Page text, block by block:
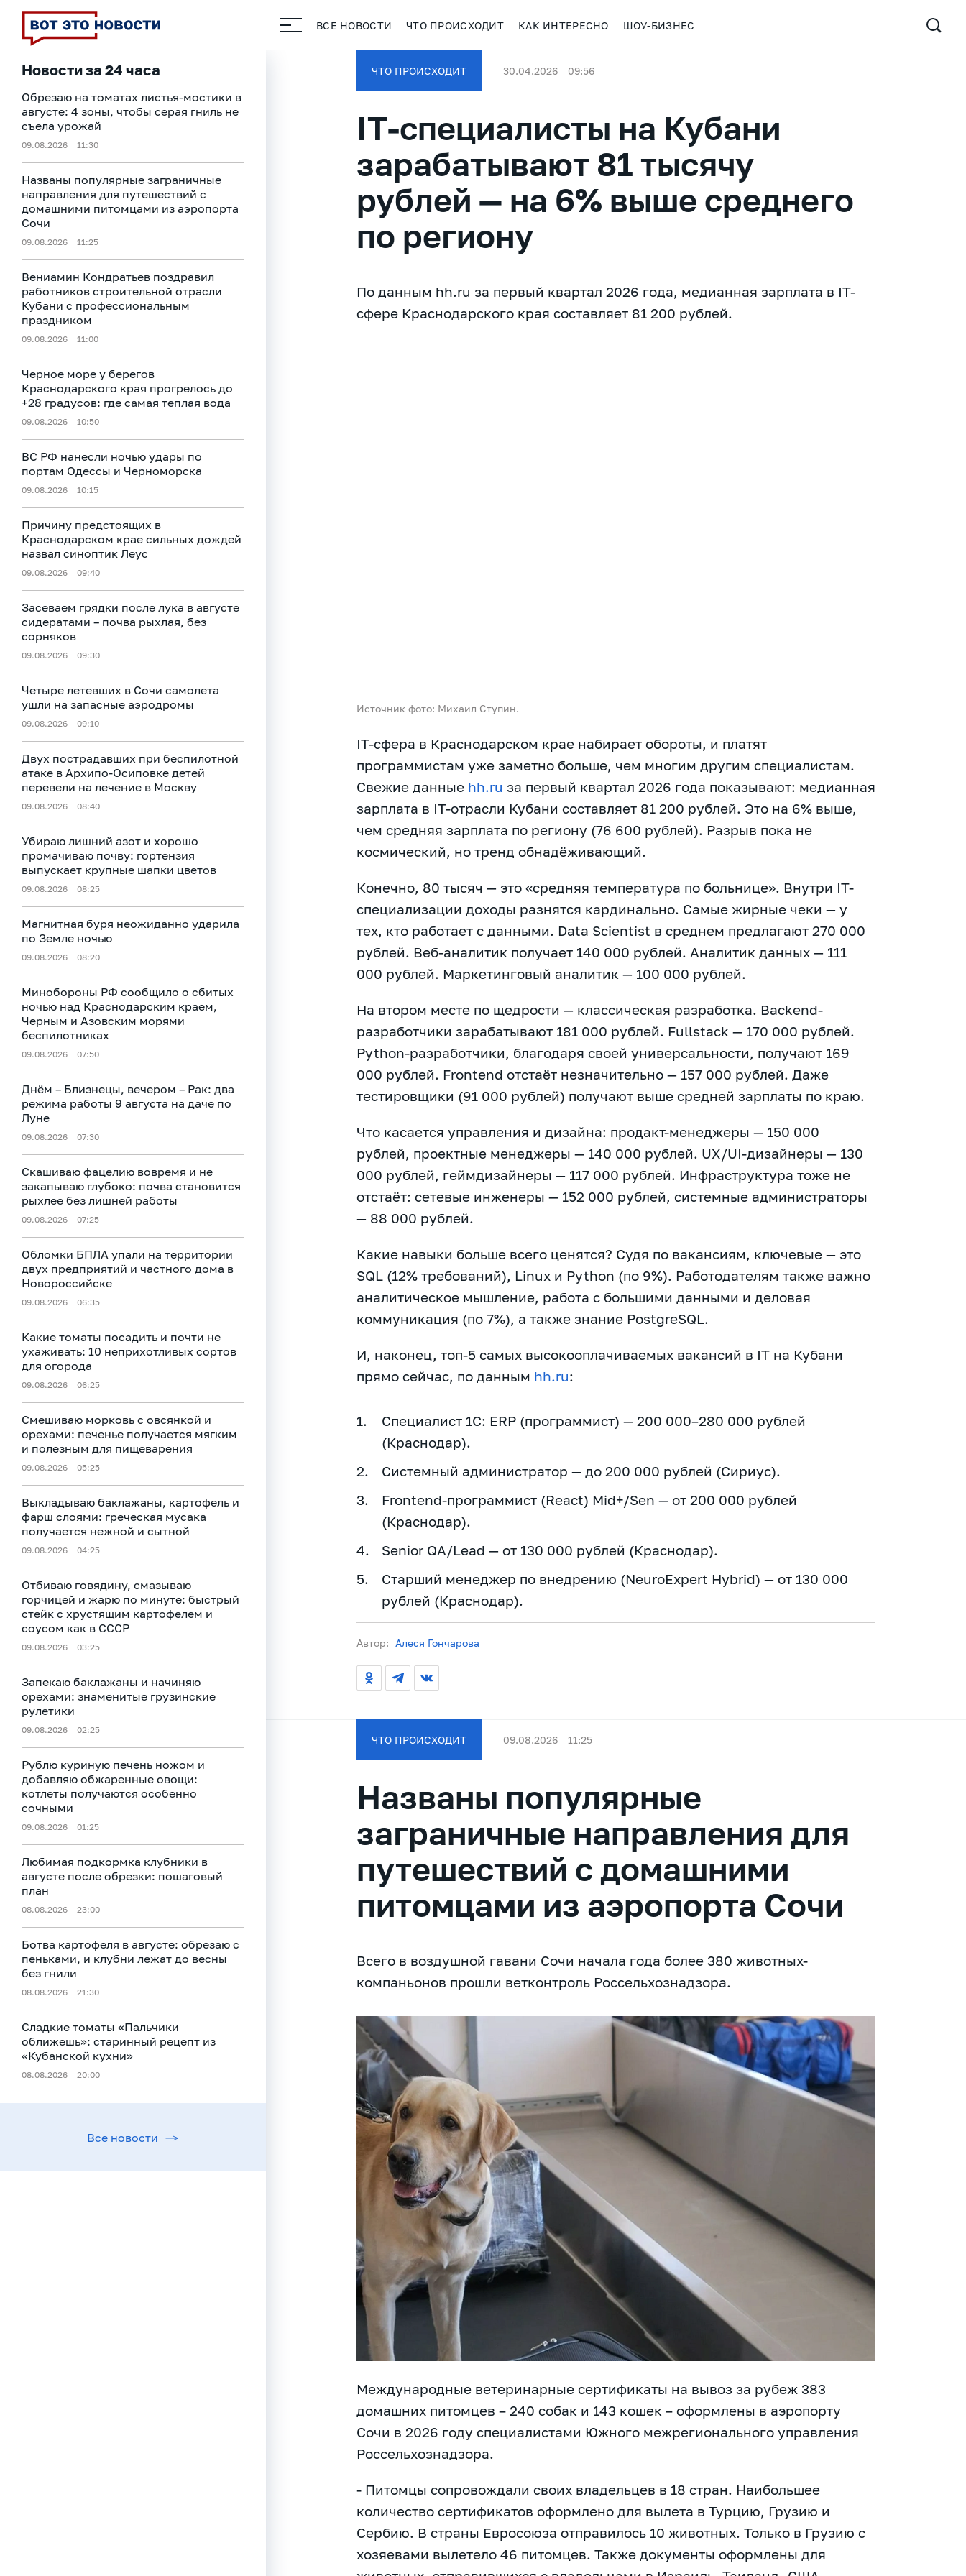
ВСЕ НОВОСТИ ЧТО ПРОИСХОДИТ КАК ИНТЕРЕСНО ШОУ-БИЗНЕС
Новости за 24 часа
Обрезаю на томатах листья-мостики в
августе: 4 зоны, чтобы серая гниль не
съела урожай
09.08.2026 11:30
Названы популярные заграничные
направления для путешествий с
домашними питомцами из аэропорта
Сочи
09.08.2026 11:25
Вениамин Кондратьев поздравил
работников строительной отрасли
Кубани с профессиональным
праздником
09.08.2026 11:00
Черное море у берегов
Краснодарского края прогрелось до
+28 градусов: где самая теплая вода
09.08.2026 10:50
ВС РФ нанесли ночью удары по
портам Одессы и Черноморска
09.08.2026 10:15
Причину предстоящих в
Краснодарском крае сильных дождей
назвал синоптик Леус
09.08.2026 09:40
Засеваем грядки после лука в августе
сидератами – почва рыхлая, без
сорняков
09.08.2026 09:30
Четыре летевших в Сочи самолета
ушли на запасные аэродромы
09.08.2026 09:10
Двух пострадавших при беспилотной
атаке в Архипо-Осиповке детей
перевели на лечение в Москву
09.08.2026 08:40
Убираю лишний азот и хорошо
промачиваю почву: гортензия
выпускает крупные шапки цветов
09.08.2026 08:25
Магнитная буря неожиданно ударила
по Земле ночью
09.08.2026 08:20
Минобороны РФ сообщило о сбитых
ночью над Краснодарским краем,
Черным и Азовским морями
беспилотниках
09.08.2026 07:50
Днём – Близнецы, вечером – Рак: два
режима работы 9 августа на даче по
Луне
09.08.2026 07:30
Скашиваю фацелию вовремя и не
закапываю глубоко: почва становится
рыхлее без лишней работы
09.08.2026 07:25
Обломки БПЛА упали на территории
двух предприятий и частного дома в
Новороссийске
09.08.2026 06:35
Какие томаты посадить и почти не
ухаживать: 10 неприхотливых сортов
для огорода
09.08.2026 06:25
Смешиваю морковь с овсянкой и
орехами: печенье получается мягким
и полезным для пищеварения
09.08.2026 05:25
Выкладываю баклажаны, картофель и
фарш слоями: греческая мусака
получается нежной и сытной
09.08.2026 04:25
Отбиваю говядину, смазываю
горчицей и жарю по минуте: быстрый
стейк с хрустящим картофелем и
соусом как в СССР
09.08.2026 03:25
Запекаю баклажаны и начиняю
орехами: знаменитые грузинские
рулетики
09.08.2026 02:25
Рублю куриную печень ножом и
добавляю обжаренные овощи:
котлеты получаются особенно
сочными
09.08.2026 01:25
Любимая подкормка клубники в
августе после обрезки: пошаговый
план
08.08.2026 23:00
Ботва картофеля в августе: обрезаю с
пеньками, и клубни лежат до весны
без гнили
08.08.2026 21:30
Сладкие томаты «Пальчики
оближешь»: старинный рецепт из
«Кубанской кухни»
08.08.2026 20:00
Все новости
ЧТО ПРОИСХОДИТ 30.04.2026 09:56
IT-специалисты на Кубани
зарабатывают 81 тысячу
рублей — на 6% выше среднего
по региону
По данным hh.ru за первый квартал 2026 года, медианная зарплата в IT-
сфере Краснодарского края составляет 81 200 рублей.
Источник фото: Михаил Ступин.
IT-сфера в Краснодарском крае набирает обороты, и платят
программистам уже заметно больше, чем многим другим специалистам.
Свежие данные hh.ru за первый квартал 2026 года показывают: медианная
зарплата в IT-отрасли Кубани составляет 81 200 рублей. Это на 6% выше,
чем средняя зарплата по региону (76 600 рублей). Разрыв пока не
космический, но тренд обнадёживающий.
Конечно, 80 тысяч — это «средняя температура по больнице». Внутри IT-
специализации доходы разнятся кардинально. Самые жирные чеки — у
тех, кто работает с данными. Data Scientist в среднем предлагают 270 000
рублей. Веб-аналитик получает 140 000 рублей. Аналитик данных — 111
000 рублей. Маркетинговый аналитик — 100 000 рублей.
На втором месте по щедрости — классическая разработка. Backend-
разработчики зарабатывают 181 000 рублей. Fullstack — 170 000 рублей.
Python-разработчики, благодаря своей универсальности, получают 169
000 рублей. Frontend отстаёт незначительно — 157 000 рублей. Даже
тестировщики (91 000 рублей) получают выше средней зарплаты по краю.
Что касается управления и дизайна: продакт-менеджеры — 150 000
рублей, проектные менеджеры — 140 000 рублей. UX/UI-дизайнеры — 130
000 рублей, геймдизайнеры — 117 000 рублей. Инфраструктура тоже не
отстаёт: сетевые инженеры — 152 000 рублей, системные администраторы
— 88 000 рублей.
Какие навыки больше всего ценятся? Судя по вакансиям, ключевые — это
SQL (12% требований), Linux и Python (по 9%). Работодателям также важно
аналитическое мышление, работа с большими данными и деловая
коммуникация (по 7%), а также знание PostgreSQL.
И, наконец, топ-5 самых высокооплачиваемых вакансий в IT на Кубани
прямо сейчас, по данным hh.ru:
Специалист 1С: ERP (программист) — 200 000–280 000 рублей
(Краснодар).
Системный администратор — до 200 000 рублей (Сириус).
Frontend-программист (React) Mid+/Sen — от 200 000 рублей
(Краснодар).
Senior QA/Lead — от 130 000 рублей (Краснодар).
Старший менеджер по внедрению (NeuroExpert Hybrid) — от 130 000
рублей (Краснодар).
Автор: Алеся Гончарова
ЧТО ПРОИСХОДИТ 09.08.2026 11:25
Названы популярные
заграничные направления для
путешествий с домашними
питомцами из аэропорта Сочи
Всего в воздушной гавани Сочи начала года более 380 животных-
компаньонов прошли ветконтроль Россельхознадзора.
Международные ветеринарные сертификаты на вывоз за рубеж 383
домашних питомцев – 240 собак и 143 кошек – оформлены в аэропорту
Сочи в 2026 году специалистами Южного межрегионального управления
Россельхознадзора.
- Питомцы сопровождали своих владельцев в 18 стран. Наибольшее
количество сертификатов оформлено для вылета в Турцию, Грузию и
Сербию. В страны Евросоюза отправилось 10 животных. Только в Грузию с
хозяевами вылетело 46 питомцев. Также документы оформлены для